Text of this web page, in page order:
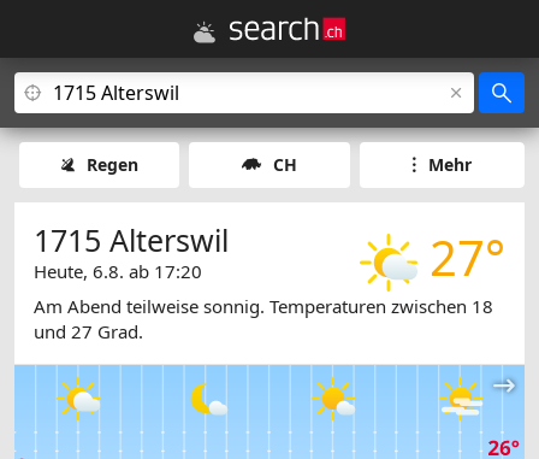
Regen CH Mehr
27°
1715 Alterswil
Heute, 6.8. ab 17:20
Am Abend teilweise sonnig. Temperaturen zwischen 18
und 27 Grad.